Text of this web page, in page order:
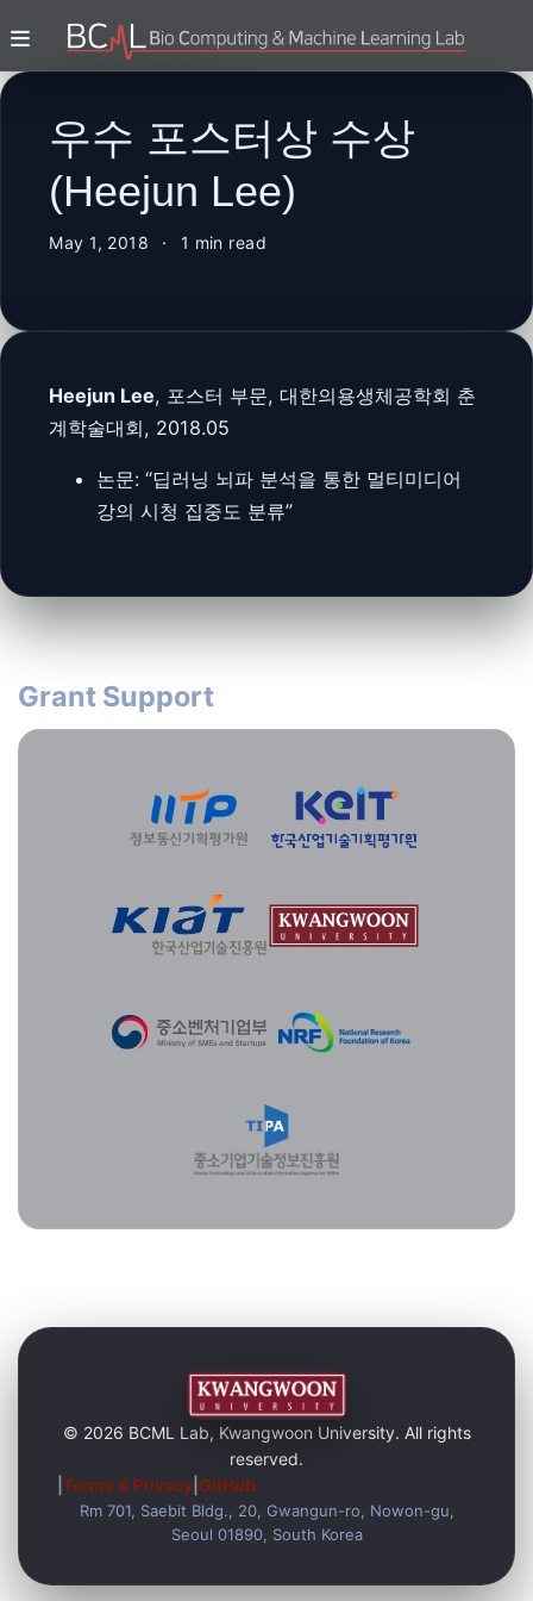
우수 포스터상 수상
(Heejun Lee)
May 1, 2018 1 min read
Heejun Lee, 포스터 부문, 대한의용생체공학회 춘
계학술대회, 2018.05
논문: “딥러닝 뇌파 분석을 통한 멀티미디어
강의 시청 집중도 분류”
Grant Support
© 2026 BCML Lab, Kwangwoon University. All rights
reserved.
|Terms & Privacy GitHub
Rm 701, Saebit Bldg., 20, Gwangun-ro, Nowon-gu,
Seoul 01890, South Korea